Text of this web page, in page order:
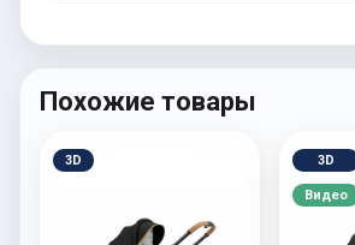
Похожие товары
3D 3D
Видео